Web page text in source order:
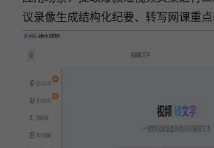
议录像生成结构化纪要、转写网课重点